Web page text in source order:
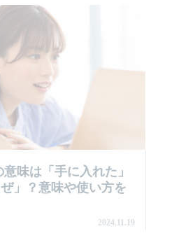
味は「手に入れた」
」？意味や使い方を
2024.11.19